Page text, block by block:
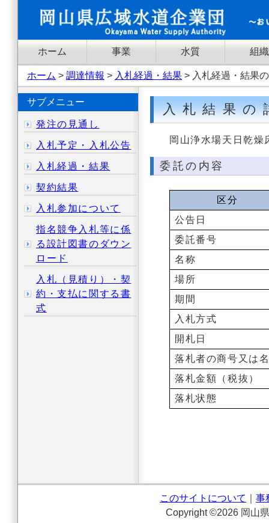
ホーム 事業 水質 組織
ホーム > 調達情報 > 入札経過・結果 > 入札経過・結果
入札結果の
岡山浄水場天日乾
委託の内容
区分
公告日
委託番号
名称
場所
期間
入札方式
開札日
落札者の商号又は
落札金額（税抜）
落札状態
サブメニュー
発注の見通し
入札予定・入札公告
入札経過・結果
契約結果
入札参加について
指名競争入札等に係
る設計図書のダウン
ロード
入札（見積り）・契
約・支払に関する書
式
このサイトについて
事
Copyright ©2026 岡山